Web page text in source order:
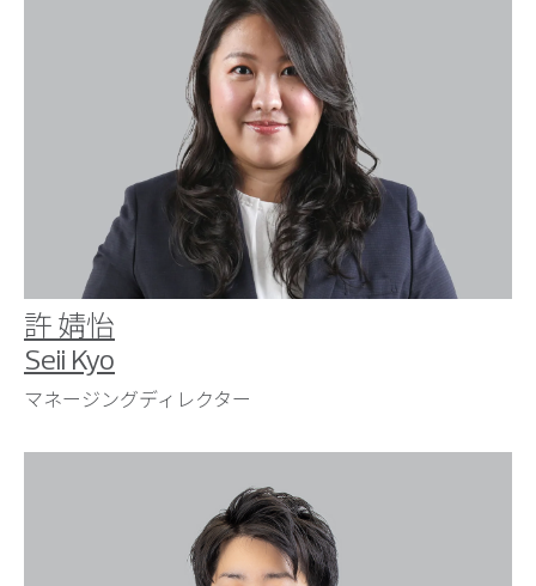
許 婧怡
Seii Kyo
マネージングディレクター